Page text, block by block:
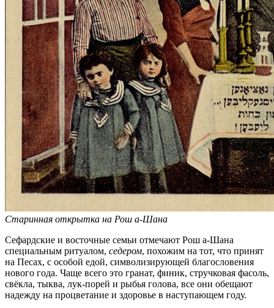
Старинная открытка на Рош а-Шана
Сефардские и восточные семьи отмечают Рош а-Шана
специальным ритуалом, седером, похожим на тот, что принят
на Песах, с особой едой, символизирующей благословения
нового года. Чаще всего это гранат, финик, стручковая фасоль,
свёкла, тыква, лук-порей и рыбья голова, все они обещают
надежду на процветание и здоровье в наступающем году.